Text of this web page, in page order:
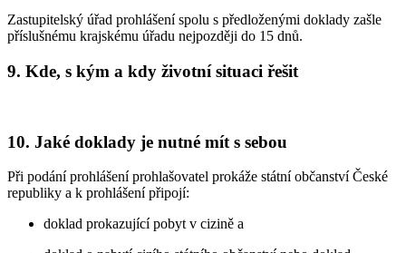
Zastupitelský úřad prohlášení spolu s předloženými doklady zašle
příslušnému krajskému úřadu nejpozději do 15 dnů.
9. Kde, s kým a kdy životní situaci řešit
10. Jaké doklady je nutné mít s sebou
Při podání prohlášení prohlašovatel prokáže státní občanství České
republiky a k prohlášení připojí:
doklad prokazující pobyt v cizině a